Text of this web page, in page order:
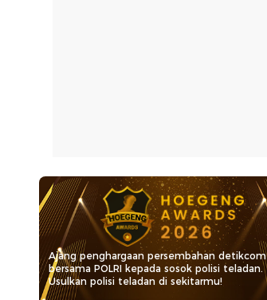
Ajang penghargaan persembahan detikcom
bersama POLRI kepada sosok polisi teladan.
Usulkan polisi teladan di sekitarmu!